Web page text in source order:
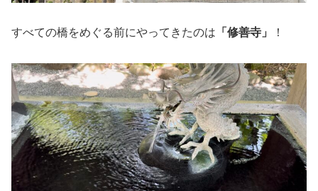
すべての橋をめぐる前にやってきたのは 「修善寺」 ！